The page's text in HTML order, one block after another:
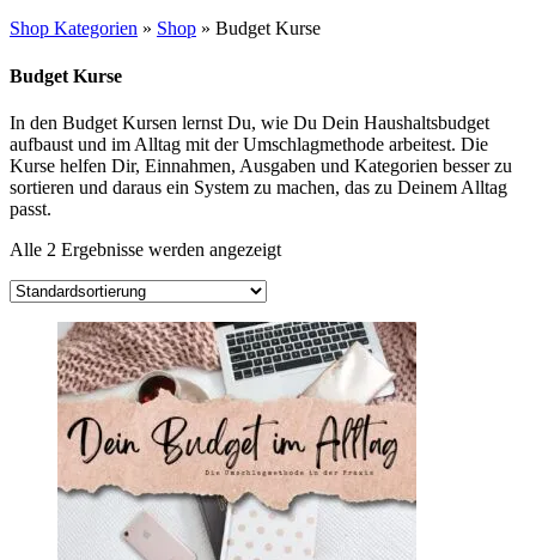
Shop Kategorien » Shop » Budget Kurse
Budget Kurse
In den Budget Kursen lernst Du, wie Du Dein Haushaltsbudget
aufbaust und im Alltag mit der Umschlagmethode arbeitest. Die
Kurse helfen Dir, Einnahmen, Ausgaben und Kategorien besser zu
sortieren und daraus ein System zu machen, das zu Deinem Alltag
passt.
Alle 2 Ergebnisse werden angezeigt